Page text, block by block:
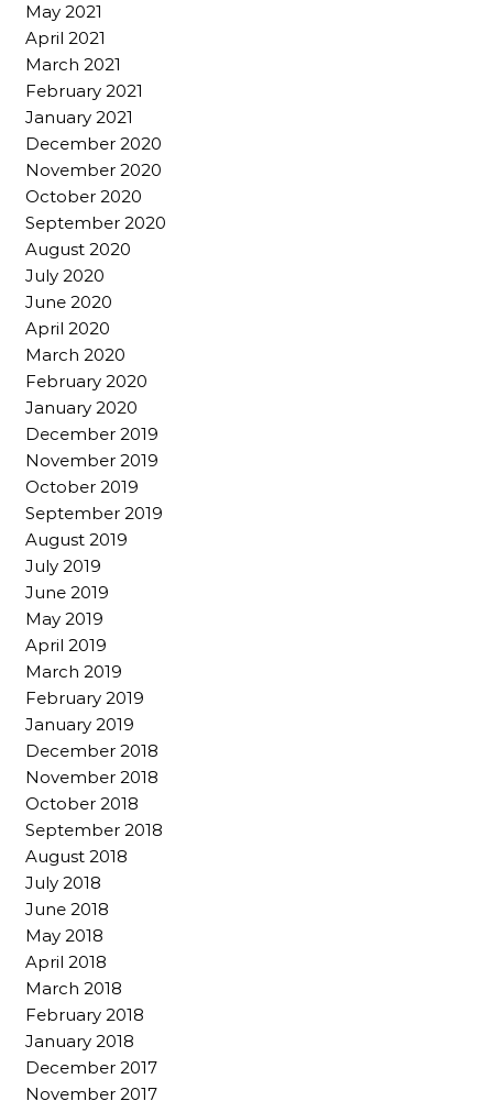
May 2021
April 2021
March 2021
February 2021
January 2021
December 2020
November 2020
October 2020
September 2020
August 2020
July 2020
June 2020
April 2020
March 2020
February 2020
January 2020
December 2019
November 2019
October 2019
September 2019
August 2019
July 2019
June 2019
May 2019
April 2019
March 2019
February 2019
January 2019
December 2018
November 2018
October 2018
September 2018
August 2018
July 2018
June 2018
May 2018
April 2018
March 2018
February 2018
January 2018
December 2017
November 2017